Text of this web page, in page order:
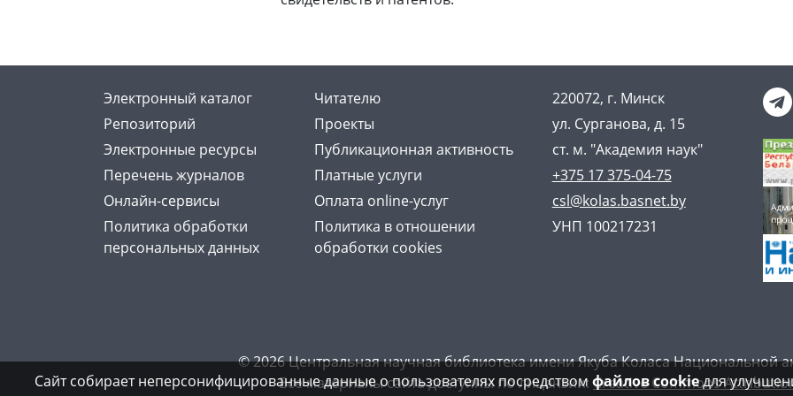
Электронный каталог
Читателю
Репозиторий
Проекты
Электронные ресурсы
Публикационная активность
Перечень журналов
Платные услуги
Онлайн-сервисы
Оплата online-услуг
Политика обработки
персональных данных
Политика в отношении
обработки cookies
220072, г. Минск
ул. Сурганова, д. 15
ст. м. "Академия наук"
+375 17 375-04-75
csl@kolas.basnet.by
УНП 100217231
© 2026 Центральная научная библиотека имени Якуба Коласа Национальной
Все материалы сайта доступны по лицензии:Creative Commons
Сайт собирает неперсонифицированные данные о пользователях посредствомфайлов cookieдля